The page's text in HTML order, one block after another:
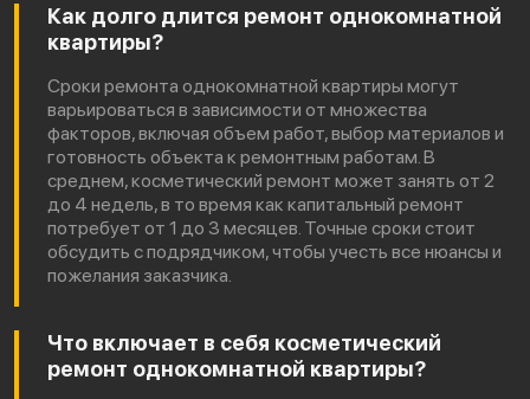
Как долго длится ремонт однокомнатной
квартиры?
Сроки ремонта однокомнатной квартиры могут
варьироваться в зависимости от множества
факторов, включая объем работ, выбор материалов и
готовность объекта к ремонтным работам. В
среднем, косметический ремонт может занять от 2
до 4 недель, в то время как капитальный ремонт
потребует от 1 до 3 месяцев. Точные сроки стоит
обсудить с подрядчиком, чтобы учесть все нюансы и
пожелания заказчика.
Что включает в себя косметический
ремонт однокомнатной квартиры?